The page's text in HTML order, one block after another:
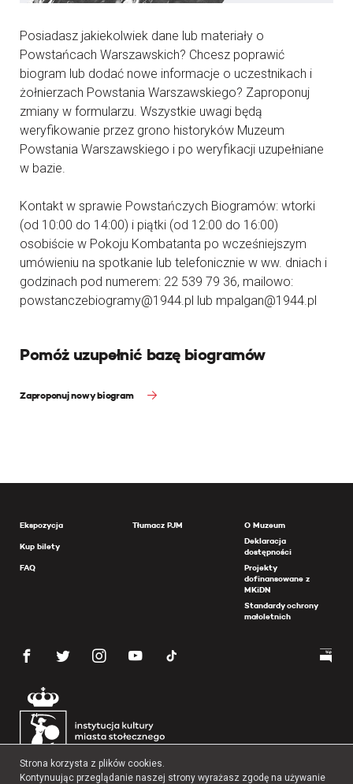
Posiadasz jakiekolwiek dane lub materiały o
Powstańcach Warszawskich? Chcesz poprawić
biogram lub dodać nowe informacje o uczestnikach i
żołnierzach Powstania Warszawskiego? Zaproponuj
zmiany w formularzu. Wszystkie uwagi będą
weryfikowanie przez grono historyków Muzeum
Powstania Warszawskiego i po weryfikacji uzupełniane
w bazie.
Kontakt w sprawie Powstańczych Biogramów: wtorki
(od 10:00 do 14:00) i piątki (od 12:00 do 16:00)
osobiście w Pokoju Kombatanta po wcześniejszym
umówieniu na spotkanie lub telefonicznie w ww. dniach i
godzinach pod numerem: 22 539 79 36, mailowo:
powstanczebiogramy@1944.pl lub mpalgan@1944.pl
Pomóż uzupełnić bazę biogramów
Zaproponuj nowy biogram
Ekspozycja
Kup bilety
FAQ
Tłumacz PJM
O Muzeum
Deklaracja
dostępności
Projekty
dofinansowane z
MKiDN
Standardy ochrony
małoletnich
Strona korzysta z plików cookies.
Kontynuując przeglądanie naszej strony wyrażasz zgodę na używanie